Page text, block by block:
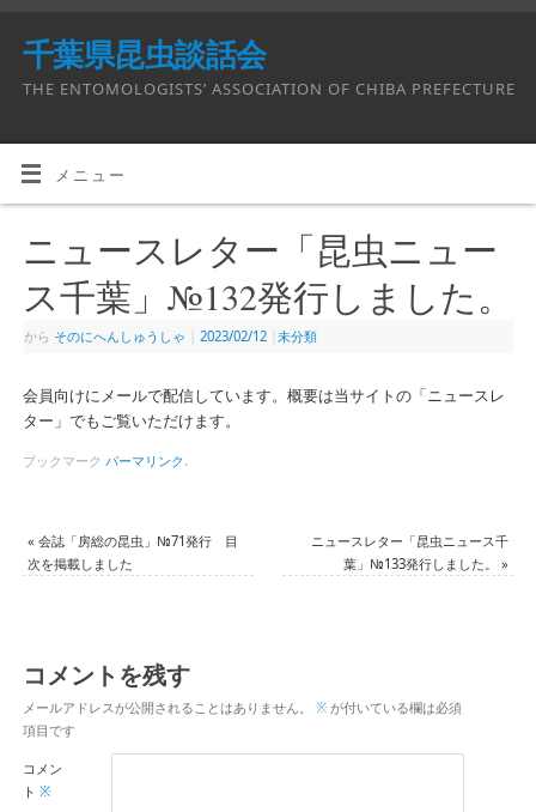
千葉県昆虫談話会
THE ENTOMOLOGISTS’ ASSOCIATION OF CHIBA PREFECTURE
メニュー
ニュースレター「昆虫ニュー
ス千葉」№132発行しました。
から そのにへんしゅうしゃ 2023/02/12 未分類
会員向けにメールで配信しています。概要は当サイトの「ニュースレ
ター」でもご覧いただけます。
ブックマーク パーマリンク .
« 会誌「房総の昆虫」№71発行 目
次を掲載しました
ニュースレター「昆虫ニュース千
葉」№133発行しました。»
コメントを残す
メールアドレスが公開されることはありません。 ※が付いている欄は必須
項目です
コメン
ト ※